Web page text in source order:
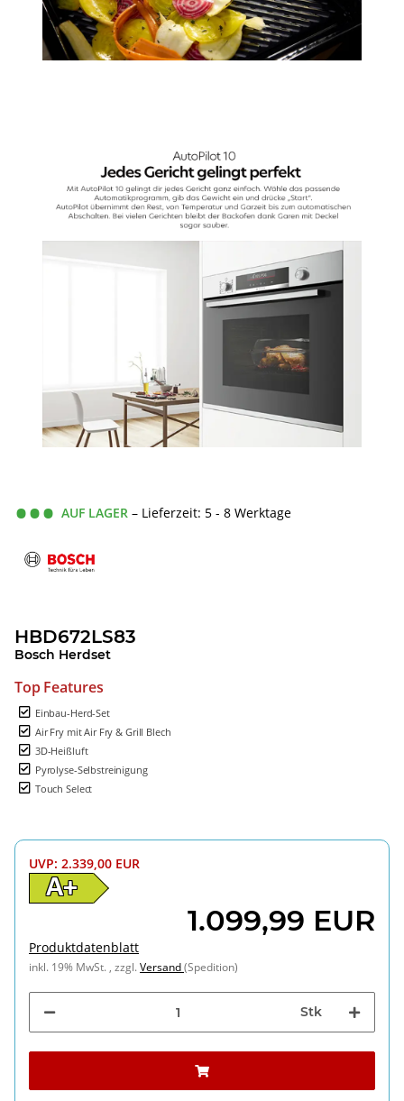
AUF LAGER – Lieferzeit: 5 - 8 Werktage
HBD672LS83
Bosch Herdset
Top Features
Einbau-Herd-Set
Air Fry mit Air Fry & Grill Blech
3D-Heißluft
Pyrolyse-Selbstreinigung
Touch Select
UVP: 2.339,00 EUR
A+
1.099,99 EUR
Produktdatenblatt
inkl. 19% MwSt. , zzgl.Versand(Spedition)
Stk